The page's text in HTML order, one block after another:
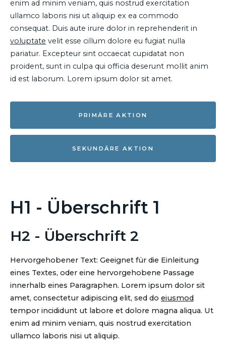
enim ad minim veniam, quis nostrud exercitation
ullamco laboris nisi ut aliquip ex ea commodo
consequat. Duis aute irure dolor in reprehenderit in
voluptate velit esse cillum dolore eu fugiat nulla
pariatur. Excepteur sint occaecat cupidatat non
proident, sunt in culpa qui officia deserunt mollit anim
id est laborum. Lorem ipsum dolor sit amet.
PRIMÄRE AKTION
SEKUNDÄRE AKTION
H1 - Überschrift 1
H2 - Überschrift 2
Hervorgehobener Text: Geeignet für die Einleitung
eines Textes, oder eine hervorgehobene Passage
innerhalb eines Paragraphen. Lorem ipsum dolor sit
amet, consectetur adipiscing elit, sed do eiusmod
tempor incididunt ut labore et dolore magna aliqua. Ut
enim ad minim veniam, quis nostrud exercitation
ullamco laboris nisi ut aliquip.